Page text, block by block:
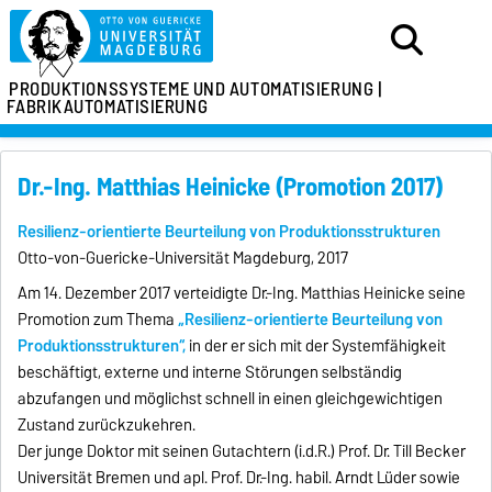
PRODUKTIONSSYSTEMEUND AUTOMATISIERUNG |
FABRIKAUTOMATISIERUNG
Dr.-Ing. Matthias Heinicke (Promotion 2017)
Resilienz-orientierte Beurteilung von Produktionsstrukturen
Otto-von-Guericke-Universität Magdeburg, 2017
Am 14. Dezember 2017 verteidigte Dr.-Ing. Matthias Heinicke seine
Promotion zum Thema„Resilienz-orientierte Beurteilung von
Produktionsstrukturen“,in der er sich mit der Systemfähigkeit
beschäftigt, externe und interne Störungen selbständig
abzufangen und möglichst schnell in einen gleichgewichtigen
Zustand zurückzukehren.
Der junge Doktor mit seinen Gutachtern (i.d.R.) Prof. Dr. Till Becker
Universität Bremen und apl. Prof. Dr.-Ing. habil. Arndt Lüder sowie